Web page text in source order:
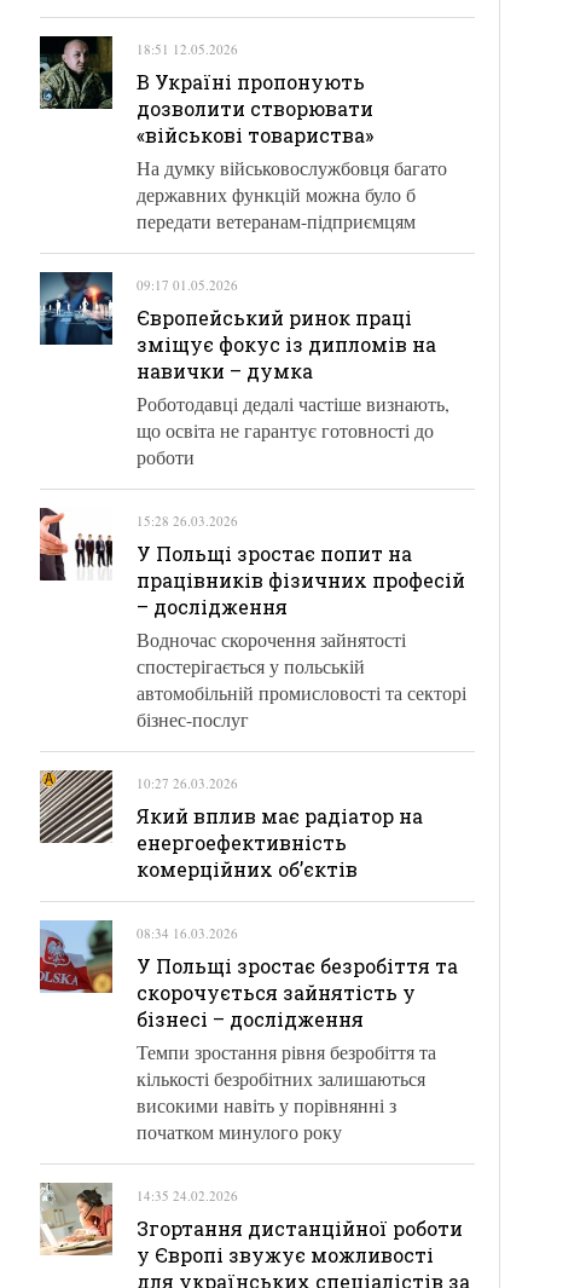
18:51 12.05.2026
В Україні пропонують
дозволити створювати
«військові товариства»
На думку військовослужбовця багато
державних функцій можна було б
передати ветеранам-підприємцям
09:17 01.05.2026
Європейський ринок праці
зміщує фокус із дипломів на
навички – думка
Роботодавці дедалі частіше визнають,
що освіта не гарантує готовності до
роботи
15:28 26.03.2026
У Польщі зростає попит на
працівників фізичних професій
– дослідження
Водночас скорочення зайнятості
спостерігається у польській
автомобільній промисловості та секторі
бізнес-послуг
10:27 26.03.2026
Який вплив має радіатор на
енергоефективність
комерційних об’єктів
08:34 16.03.2026
У Польщі зростає безробіття та
скорочується зайнятість у
бізнесі – дослідження
Темпи зростання рівня безробіття та
кількості безробітних залишаються
високими навіть у порівнянні з
початком минулого року
14:35 24.02.2026
Згортання дистанційної роботи
у Європі звужує можливості
для українських спеціалістів за